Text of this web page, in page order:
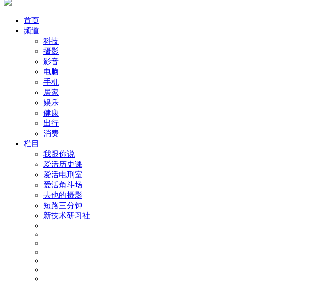
首页
频道
科技
摄影
影音
电脑
手机
居家
娱乐
健康
出行
消费
栏目
我跟你说
爱活历史课
爱活电刑室
爱活角斗场
去他的摄影
短路三分钟
新技术研习社